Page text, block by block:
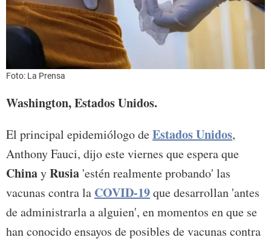
Foto: La Prensa
Washington, Estados Unidos.
El principal epidemiólogo deEstados Unidos,
Anthony Fauci, dijo este viernes que espera que
ChinayRusia 'estén realmente probando' las
vacunas contra la COVID-19que desarrollan 'antes
de administrarla a alguien', en momentos en que se
han conocido ensayos de posibles de vacunas contra